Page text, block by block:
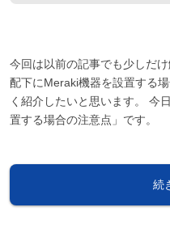
今回は以前の記事でも少しだ
配下にMeraki機器を設置する
く紹介したいと思います。 今
置する場合の注意点」です。
続